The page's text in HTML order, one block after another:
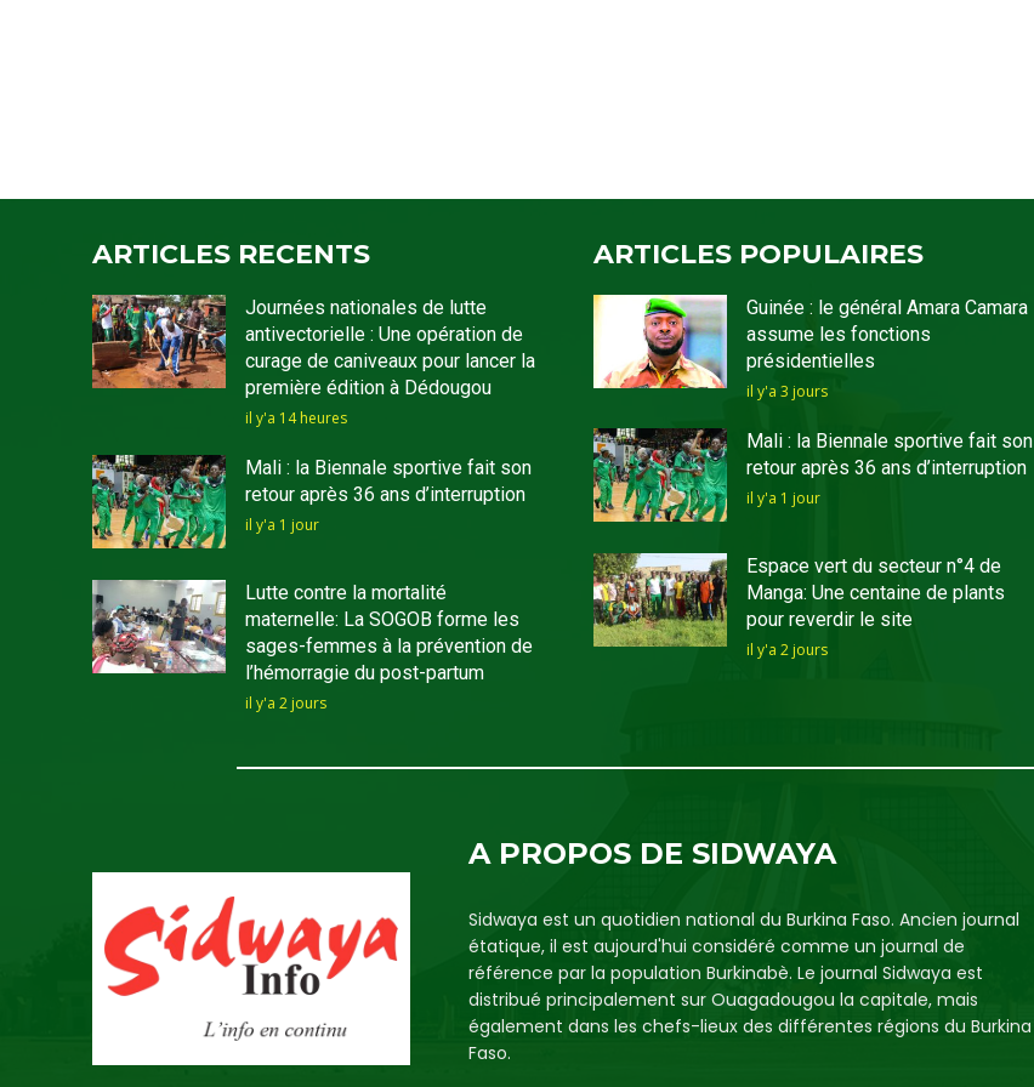
ARTICLES RECENTS
Journées nationales de lutte
antivectorielle : Une opération de
curage de caniveaux pour lancer la
première édition à Dédougou
il y'a 14 heures
Mali : la Biennale sportive fait son
retour après 36 ans d’interruption
il y'a 1 jour
Lutte contre la mortalité
maternelle: La SOGOB forme les
sages-femmes à la prévention de
l’hémorragie du post-partum
il y'a 2 jours
ARTICLES POPULAIRES
Guinée : le général Amara Camara
assume les fonctions
présidentielles
il y'a 3 jours
Mali : la Biennale sportive fait son
retour après 36 ans d’interruption
il y'a 1 jour
Espace vert du secteur n°4 de
Manga: Une centaine de plants
pour reverdir le site
il y'a 2 jours
A PROPOS DE SIDWAYA
Sidwaya est un quotidien national du Burkina Faso. Ancien journal
étatique, il est aujourd'hui considéré comme un journal de
référence par la population Burkinabè. Le journal Sidwaya est
distribué principalement sur Ouagadougou la capitale, mais
également dans les chefs-lieux des différentes régions du Burkina
Faso.